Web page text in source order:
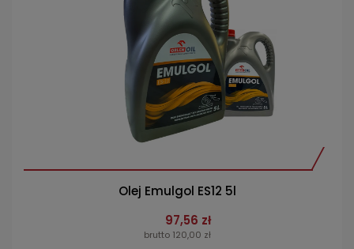
Olej Emulgol ES12 5l
97,56 zł
brutto 120,00 zł